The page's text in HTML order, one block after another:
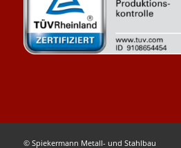
© Spiekermann Metall- und Stahlbau